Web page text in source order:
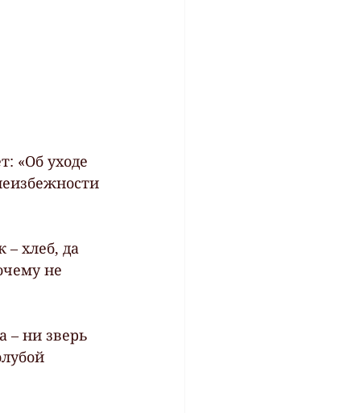
«Об уходе
– хлеб, да
не
– ни зверь